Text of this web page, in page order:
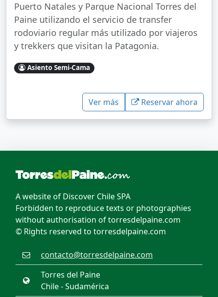
Puerto Natales y Parque Nacional Torres del
Paine utilizando el servicio de transfer
rodoviario regular más utilizado por viajeros
y trekkers que visitan la Patagonia.
Asiento Semi-Cama
Ver más Reservar ahora
A website of Discover Chile SPA
Forbidden to reproduce texts or photographies
without authorisation of torresdelpaine.com
© Rights reserved to torresdelpaine.com
contacto@torresdelpaine.com
Torres del Paine
Chile - Sudamérica